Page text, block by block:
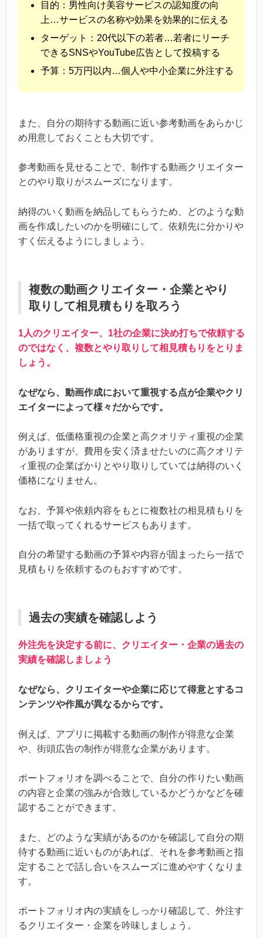
目的：男性向け美容サービスの認知度の向
上…サービスの名称や効果を効果的に伝える
ターゲット：20代以下の若者…若者にリーチ
できるSNSやYouTube広告として投稿する
予算：5万円以内…個人や中小企業に外注する
また、自分の期待する動画に近い参考動画をあらかじ
め用意しておくことも大切です。
参考動画を見せることで、制作する動画クリエイター
とのやり取りがスムーズになります。
納得のいく動画を納品してもらうため、どのような動
画を作成したいのかを明確にして、依頼先に分かりや
すく伝えるようにしましょう。
複数の動画クリエイター・企業とやり
取りして相見積もりを取ろう
1人のクリエイター、1社の企業に決め打ちで依頼する
のではなく、複数とやり取りして相見積もりをとりま
しょう。
なぜなら、動画作成において重視する点が企業やクリ
エイターによって様々だからです。
例えば、低価格重視の企業と高クオリティ重視の企業
がありますが、費用を安く済ませたいのに高クオリテ
ィ重視の企業ばかりとやり取りしていては納得のいく
価格になりません。
なお、予算や依頼内容をもとに複数社の相見積もりを
一括で取ってくれるサービスもあります。
自分の希望する動画の予算や内容が固まったら一括で
見積もりを依頼するのもおすすめです。
過去の実績を確認しよう
外注先を決定する前に、クリエイター・企業の過去の
実績を確認しましょう
なぜなら、クリエイターや企業に応じて得意とするコ
ンテンツや作風が異なるからです。
例えば、アプリに掲載する動画の制作が得意な企業
や、街頭広告の制作が得意な企業があります。
ポートフォリオを調べることで、自分の作りたい動画
の内容と企業の強みが合致しているかどうかなどを確
認することができます。
また、どのような実績があるのかを確認して自分の期
待する動画に近いものがあれば、それを参考動画と指
定することで話し合いをスムーズに進めやすくなりま
す。
ポートフォリオ内の実績をしっかり確認して、外注す
るクリエイター・企業を吟味しましょう。